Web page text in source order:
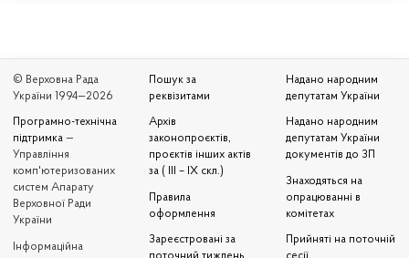
© Верховна Рада
України 1994—2026
Програмно-технічна
підтримка —
Управління
комп'ютеризованих
систем Апарату
Верховної Ради
України
Iнформаційна
Пошук за
реквізитами
Архів
законопроєктів,
проєктів інших актів
за ( III – IX скл.)
Правила
оформлення
Зареєстровані за
Надано народним
депутатам України
Надано народним
депутатам України
документів до ЗП
Знаходяться на
опрацюванні в
комітетах
Прийняті на поточній